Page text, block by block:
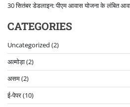
30 सितंबर डेडलाइन: पीएम आवास योजना के लंबित
CATEGORIES
Uncategorized (2)
अल्मोड़ा(2)
असम(2)
ई-पेपर(10)